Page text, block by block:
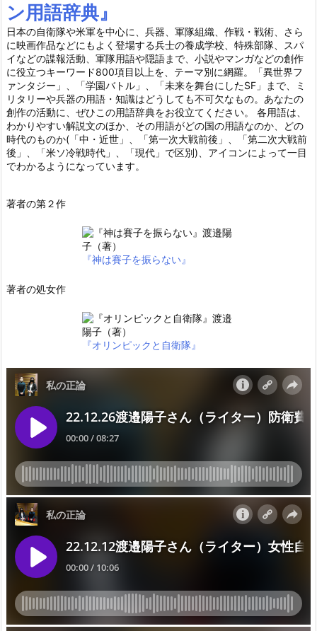
ン用語辞典』
日本の自衛隊や米軍を中心に、兵器、軍隊組織、作戦・戦術、さら
に映画作品などにもよく登場する兵士の養成学校、特殊部隊、スパ
イなどの諜報活動、軍隊用語や隠語まで、小説やマンガなどの創作
に役立つキーワード800項目以上を、テーマ別に網羅。「異世界フ
ァンタジー」、「学園バトル」、「未来を舞台にしたSF」まで、ミ
リタリーや兵器の用語・知識はどうしても不可欠なもの。あなたの
創作の活動に、ぜひこの用語辞典をお役立てください。 各用語は、
わかりやすい解説文のほか、その用語がどの国の用語なのか、どの
時代のものか(「中・近世」、「第一次大戦前後」、「第二次大戦前
後」、「米ソ冷戦時代」、「現代」で区別)、アイコンによって一目
でわかるようになっています。
著者の第２作
『神は賽子を振らない』
著者の処女作
『オリンピックと自衛隊』